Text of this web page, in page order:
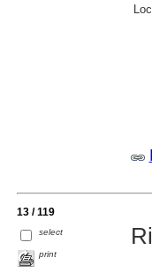
13 / 119
select
print